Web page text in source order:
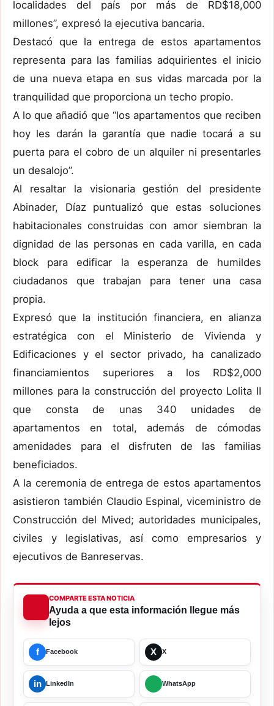
localidades del país por más de RD$18,000
millones”, expresó la ejecutiva bancaria.
Destacó que la entrega de estos apartamentos
representa para las familias adquirientes el inicio
de una nueva etapa en sus vidas marcada por la
tranquilidad que proporciona un techo propio.
A lo que añadió que “los apartamentos que reciben
hoy les darán la garantía que nadie tocará a su
puerta para el cobro de un alquiler ni presentarles
un desalojo”.
Al resaltar la visionaria gestión del presidente
Abinader, Díaz puntualizó que estas soluciones
habitacionales construidas con amor siembran la
dignidad de las personas en cada varilla, en cada
block para edificar la esperanza de humildes
ciudadanos que trabajan para tener una casa
propia.
Expresó que la institución financiera, en alianza
estratégica con el Ministerio de Vivienda y
Edificaciones y el sector privado, ha canalizado
financiamientos superiores a los RD$2,000
millones para la construcción del proyecto Lolita II
que consta de unas 340 unidades de
apartamentos en total, además de cómodas
amenidades para el disfruten de las familias
beneficiados.
A la ceremonia de entrega de estos apartamentos
asistieron también Claudio Espinal, viceministro de
Construcción del Mived; autoridades municipales,
civiles y legislativas, así como empresarios y
ejecutivos de Banreservas.
COMPARTE ESTA NOTICIA
Ayuda a que esta información llegue más
lejos
f Facebook X X
in LinkedIn WhatsApp